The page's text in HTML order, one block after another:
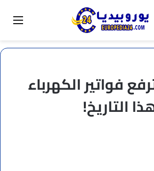
تبديل المظهر
فواتير الكهرباء
التاريخ!